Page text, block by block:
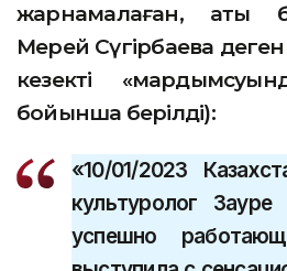
жарнамалаған, аты
Мерей Сүгірбаева
кезекті
бойынша берілді):
«10/01/2023
культуролог
успешно